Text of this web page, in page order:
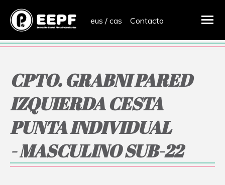
eus / cas Contacto
CPTO. GRABNI PARED
IZQUIERDA CESTA
PUNTA INDIVIDUAL
- MASCULINO SUB-22